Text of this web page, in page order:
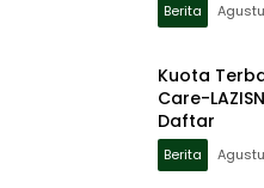
Berita
Kuota
Care-
Daftar
Berita